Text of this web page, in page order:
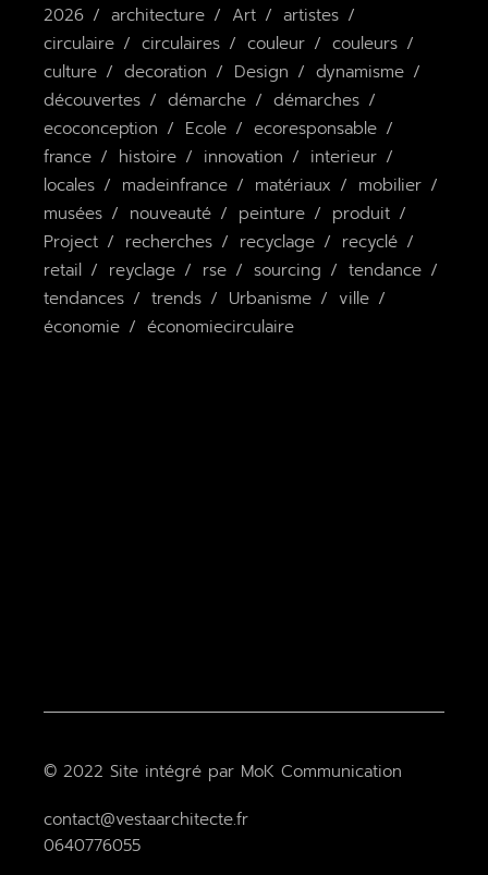
2026 architecture Art
artistes
circulaire
circulaires couleur
couleurs
culture
decoration Design
dynamisme
découvertes
démarche
démarches
ecoconception
Ecole
ecoresponsable
france
histoire innovation
interieur
locales
madeinfrance matériaux
mobilier
musées
nouveauté peinture
produit
Project
recherches recyclage
recyclé
retail
reyclage rse sourcing
tendance
tendances
trends Urbanisme
ville
économie
économiecirculaire
© 2022 Site intégré par MoK Communication
contact@vestaarchitecte.fr
0640776055